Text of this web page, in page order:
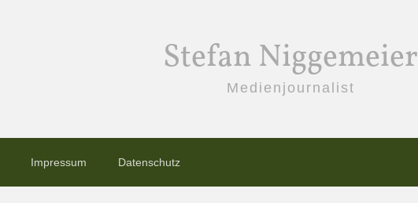
Stefan Niggemeier
Medienjournalist
Impressum Datenschutz